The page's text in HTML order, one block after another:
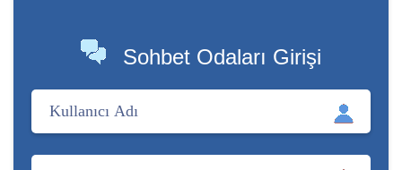
Sohbet Odaları Girişi